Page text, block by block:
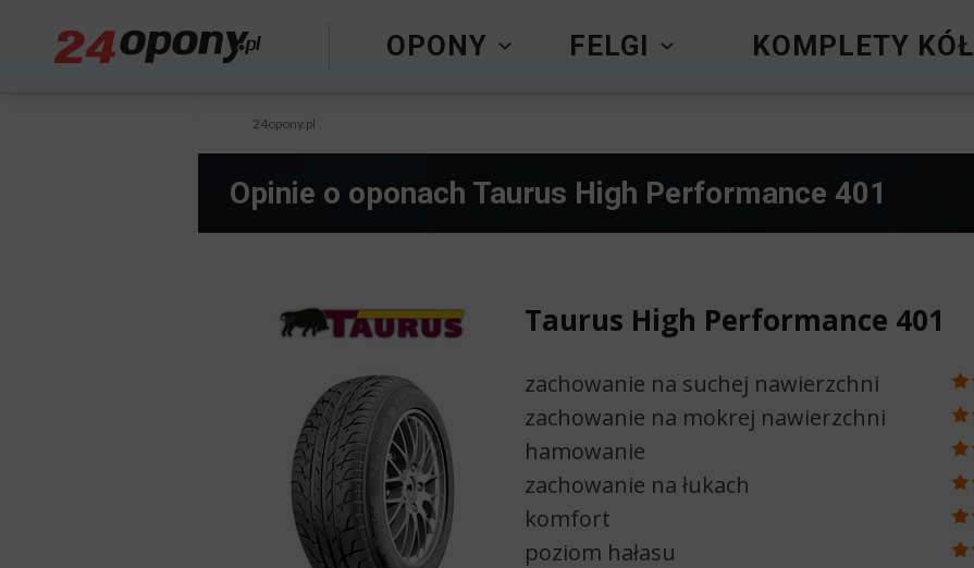
OPONY FELGI KOMPLETY KÓŁ
24opony.pl
Opinie o oponach Taurus High Performance 401
Taurus High Performance 401
zachowanie na suchej nawierzchni
zachowanie na mokrej nawierzchni
hamowanie
zachowanie na łukach
komfort
poziom hałasu